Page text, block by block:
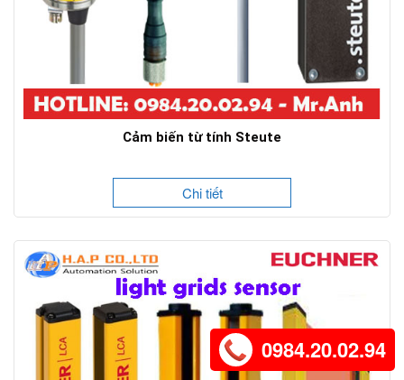
Cảm biến từ tính Steute
Chi tiết
0984.20.02.94